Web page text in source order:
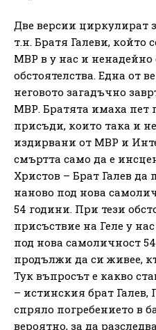
Две версии циркулират
т.н. Братя Галеви, който
МВР в у нас и
обстоятелства. Една от
неговото загадъчно
МВР. Братята имаха пет
присъди, които така и
издирвани от МВР и
смъртта само да е
Христов – Брат Галев
наново под нова
54 години. При тези
присъствие на Геле у
под нова самоличност
продължи да си живее,
Тук въпросът е какво
– истинския брат
спряло погребението в
вероятно, за да